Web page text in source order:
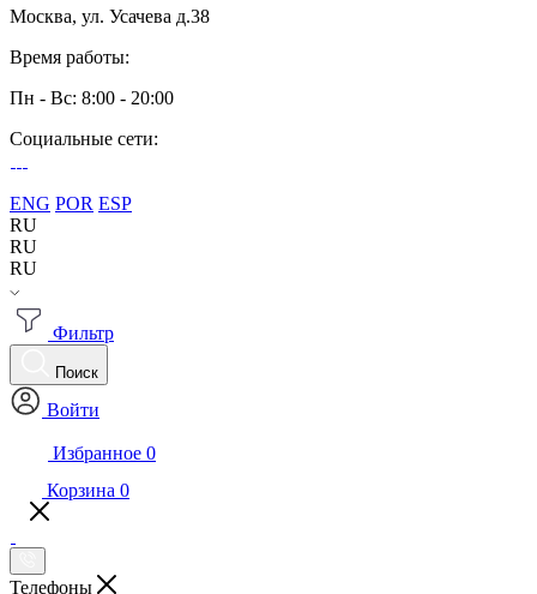
Москва, ул. Усачева д.38
Время работы:
Пн - Вс: 8:00 - 20:00
Социальные сети:
ENG POR ESP
RU
RU
RU
Фильтр
Поиск
Войти
Избранное 0
Корзина 0
Телефоны